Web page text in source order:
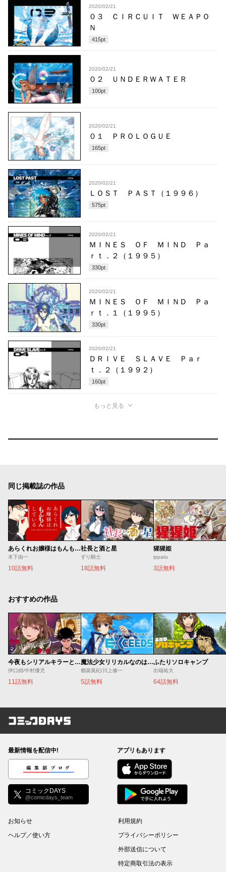
2020/02/21
０３ ＣＩＲＣＵＩＴ ＷＥＡＰＯ
Ｎ
415pt
2020/02/21
０２ ＵＮＤＥＲＷＡＴＥＲ
100pt
2020/02/21
０１ ＰＲＯＬＯＧＵＥ
165pt
2020/02/21
ＬＯＳＴ ＰＡＳＴ（１９９６）
575pt
2020/02/21
ＭＩＮＥＳ ＯＦ ＭＩＮＤ Ｐａ
ｒｔ．２（１９９５）
330pt
2020/02/21
ＭＩＮＥＳ ＯＦ ＭＩＮＤ Ｐａ
ｒｔ．１（１９９５）
330pt
2020/02/21
ＤＲＩＶＥ ＳＬＡＶＥ Ｐａｒ
ｔ．２（１９９２）
160pt
もっと見る
同じ掲載誌の作品
あらくれお嬢様はもんもんしている
木下由一
10話無料
社長と酒と星
ずり騎士
18話無料
猩猩姫
ippatu
3話無料
おすすめの作品
今夜もシリアルキラーと待ち合わせ
伊口紺/中村優児
11話無料
魔法少女リリカルなのは EXCEEDS
都築真紀/川上修一
5話無料
ふたりソロキャンプ
出端祐大
64話無料
コミックDAYS
最新情報を配信中!
編集部ブログ
コミックDAYS
@comicdays_team
アプリもあります
お知らせ
ヘルプ／使い方
利用規約
プライバシーポリシー
外部送信について
特定商取引法の表示